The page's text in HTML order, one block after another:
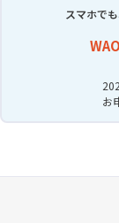
スマホで
お